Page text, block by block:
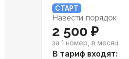
СТАРТ
Навести порядок
2 500 ₽
за 1 номер, в месяц
В тариф входят: